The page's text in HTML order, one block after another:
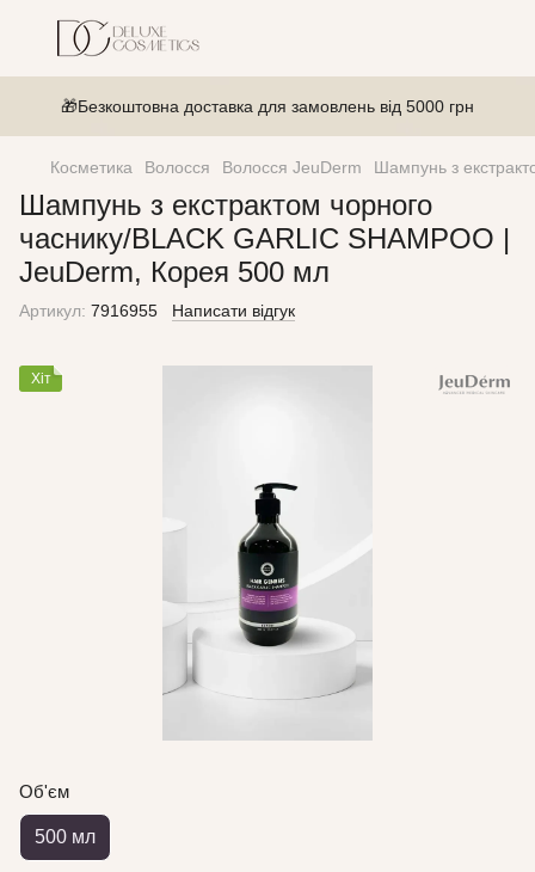
🎁Безкоштовна доставка для замовлень від 5000 грн
Косметика Волосся Волосся JeuDerm Шампунь з
Шампунь з екстрактом чорного
часнику/BLACK GARLIC SHAMPOO |
JeuDerm, Корея 500 мл
Артикул: 7916955 Написати відгук
Хіт
Об'єм
500 мл